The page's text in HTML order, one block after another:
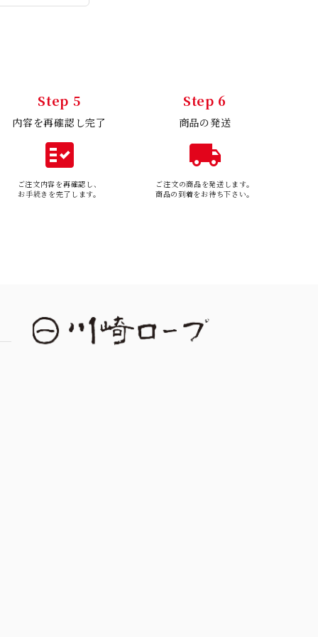
Step 5
内容を再確認し完了
fact_check
ご注文内容を再確認し、
お手続きを完了します。
Step 6
商品の発送
local_shipping
ご注文の商品を発送します。
商品の到着をお待ち下さい。